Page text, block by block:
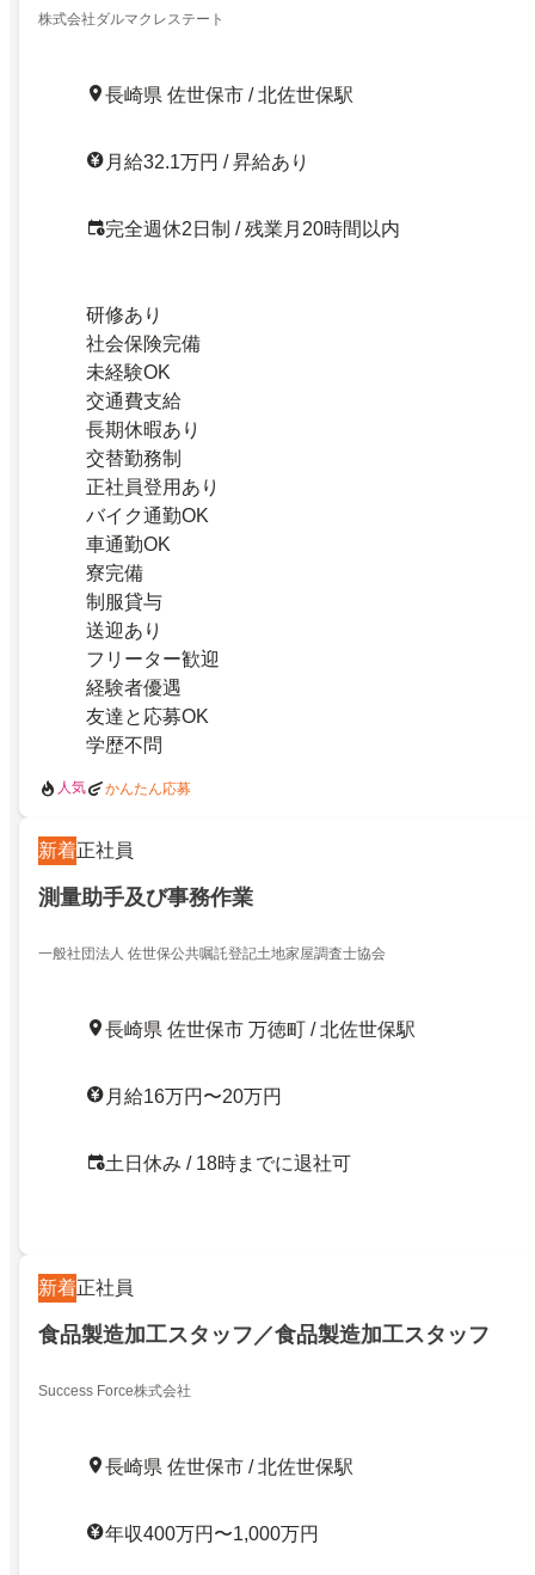
株式会社ダルマクレステート
長崎県 佐世保市 / 北佐世保駅
月給32.1万円 / 昇給あり
完全週休2日制 / 残業月20時間以内
研修あり
社会保険完備
未経験OK
交通費支給
長期休暇あり
交替勤務制
正社員登用あり
バイク通勤OK
車通勤OK
寮完備
制服貸与
送迎あり
フリーター歓迎
経験者優遇
友達と応募OK
学歴不問
人気 かんたん応募
新着正社員
測量助手及び事務作業
一般社団法人 佐世保公共嘱託登記土地家屋調査士協会
長崎県 佐世保市 万徳町 / 北佐世保駅
月給16万円〜20万円
土日休み / 18時までに退社可
新着正社員
食品製造加工スタッフ／食品製造加工スタッフ
Success Force株式会社
長崎県 佐世保市 / 北佐世保駅
年収400万円〜1,000万円